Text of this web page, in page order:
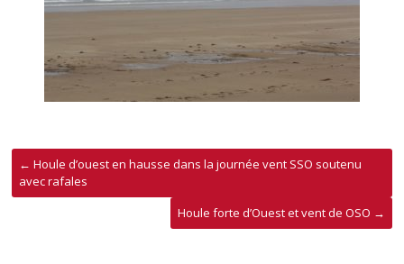
← Houle d’ouest en hausse dans la journée vent SSO soutenu
avec rafales
Houle forte d’Ouest et vent de OSO →